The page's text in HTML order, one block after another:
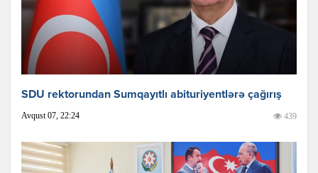
SDU rektorundan Sumqayıtlı abituriyentlərə çağırış
Avqust 07, 22:24 439